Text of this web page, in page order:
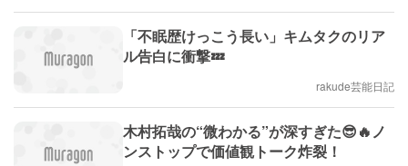
「不眠歴けっこう長い」キムタクのリア
ル告白に衝撃💤
rakude芸能日記
木村拓哉の“微わかる”が深すぎた😎🔥ノ
ンストップで価値観トーク炸裂！